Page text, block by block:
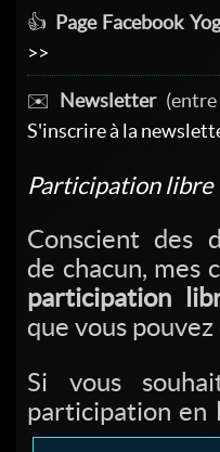
👍 Page Facebook
>>
✉️ Newsletter(entre
S'inscrire à la
Participation libre
Conscient des
de chacun, mes
participation
que vous
Si vous
participation en